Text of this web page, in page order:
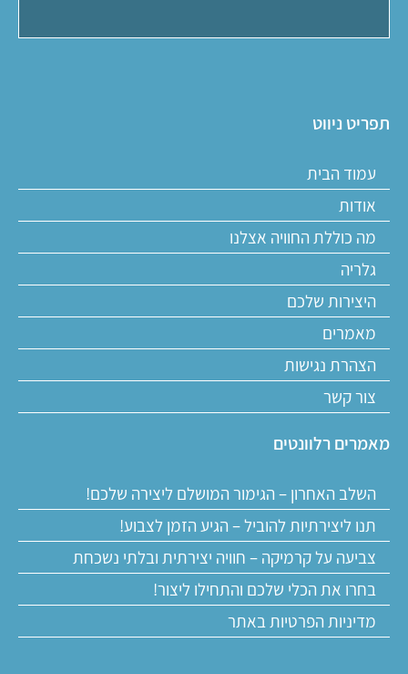
תפריט ניווט
עמוד הבית
אודות
מה כוללת החוויה אצלנו
גלריה
היצירות שלכם
מאמרים
הצהרת נגישות
צור קשר
מאמרים רלוונטים
השלב האחרון – הגימור המושלם ליצירה שלכם!
תנו ליצירתיות להוביל – הגיע הזמן לצבוע!
צביעה על קרמיקה – חוויה יצירתית ובלתי נשכחת
בחרו את הכלי שלכם והתחילו ליצור!
מדיניות הפרטיות באתר